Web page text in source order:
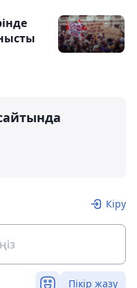
Кіру
Пікір жазу